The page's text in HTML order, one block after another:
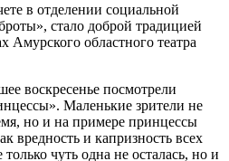
в отделении социальной
стало доброй традицией
Амурского областного театра
воскресенье посмотрели
Маленькие зрители не
но и на примере принцессы
вредность и капризность всех
чуть одна не осталась, но и